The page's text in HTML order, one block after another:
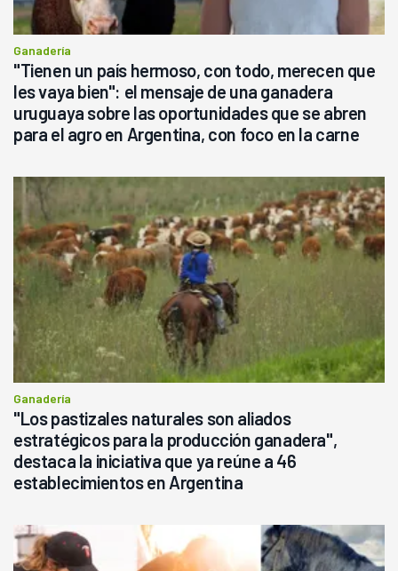
Ganadería
"Tienen un país hermoso, con todo, merecen que
les vaya bien": el mensaje de una ganadera
uruguaya sobre las oportunidades que se abren
para el agro en Argentina, con foco en la carne
Ganadería
"Los pastizales naturales son aliados
estratégicos para la producción ganadera",
destaca la iniciativa que ya reúne a 46
establecimientos en Argentina